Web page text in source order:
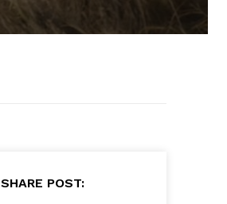
SHARE POST: